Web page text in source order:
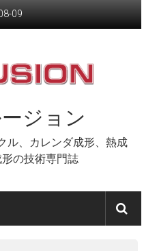
09
ジョン
ル、カレンダ成形、熱成
の技術専門誌